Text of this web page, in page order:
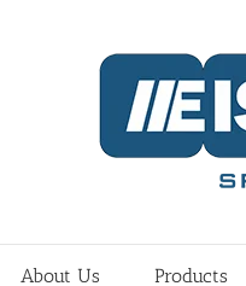
About Us Products